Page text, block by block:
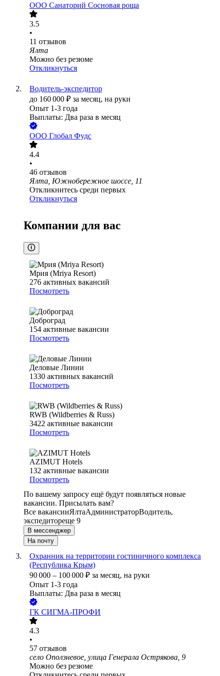
ООО Санаторий Сосновая роща
3.5
•
11 отзывов
Ялта
Можно без резюме
Откликнуться
Водитель-экспедитор
до 160 000 ₽ за месяц, на руки
Опыт 1-3 года
Выплаты: Два раза в месяц
ООО Глобал Фудс
4.4
•
46 отзывов
Ялта, Южнобережное шоссе, 11
Откликнитесь среди первых
Откликнуться
Компании для вас
Мрия (Mriya Resort)
276 активных вакансий
Посмотреть
Доброград
154 активные вакансии
Посмотреть
Деловые Линии
1330 активных вакансий
Посмотреть
RWB (Wildberries & Russ)
3422 активные вакансии
Посмотреть
AZIMUT Hotels
132 активные вакансии
Посмотреть
По вашему запросу ещё будут появляться новые
вакансии. Присылать вам?
Все вакансииЯлтаАдминистраторВодитель,
экспедитореще 9
В мессенджер
На почту
Охранник на территории гостиничного комплекса
(Республика Крым)
90 000 – 100 000 ₽ за месяц, на руки
Опыт 1-3 года
Выплаты: Два раза в месяц
ГК СИГМА-ПРОФИ
4.3
•
57 отзывов
село Оползневое, улица Генерала Острякова, 9
Можно без резюме